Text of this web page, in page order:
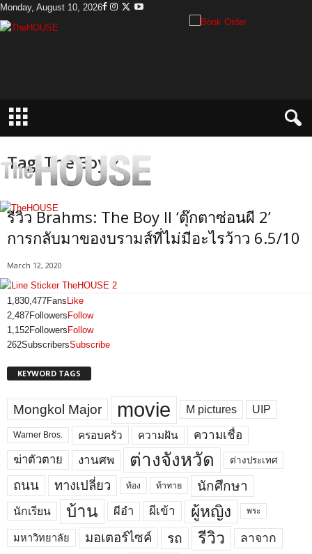
Monday, August 10, 2026
Tag: The Boy 2
รีวิว Brahms: The Boy II ‘ตุ๊กตาซ่อนผี 2’
การกลับมาของบรามส์ที่ไม่มีอะไรว้าว 6.5/10
March 12, 2020
1,830,477Fans Like
2,487Followers Follow
1,152Followers Follow
262SubscribersSubscribe
KEYWORD TAGS
Mongkol Major movie M pictures UIP
Warner Bros. ครอบครัว ความฝัน
ความเชื่อ
ฆ่าตัวตาย
งานศพ ต่างจังหวัด ต่างประเทศ
ถนน ทางเปลี่ยว ท้อง ท้าทาย นักศึกษา
นักเรียน บ้าน ผีอำ ผีเข้า ผู้หญิง พระ
มหาวิทยาลัย มอเตอร์ไซค์ รถ รีวิว ลาจาก